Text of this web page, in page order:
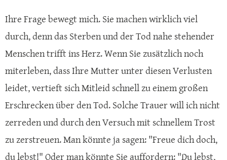
Ihre Frage bewegt mich. Sie machen wirklich viel
durch, denn das Sterben und der Tod nahe stehender
Menschen trifft ins Herz. Wenn Sie zusätzlich noch
miterleben, dass Ihre Mutter unter diesen Verlusten
leidet, vertieft sich Mitleid schnell zu einem großen
Erschrecken über den Tod. Solche Trauer will ich nicht
zerreden und durch den Versuch mit schnellem Trost
zu zerstreuen. Man könnte ja sagen: "Freue dich doch,
du lebst!" Oder man könnte Sie auffordern: "Du lebst,